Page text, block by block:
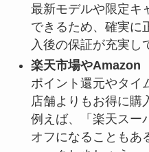
最新モデルや限定キ
できるため、確実に
入後の保証が充実し
楽天市場やAmazon
ポイント還元やタイ
店舗よりもお得に購
例えば、「楽天スー
オフになることもあ